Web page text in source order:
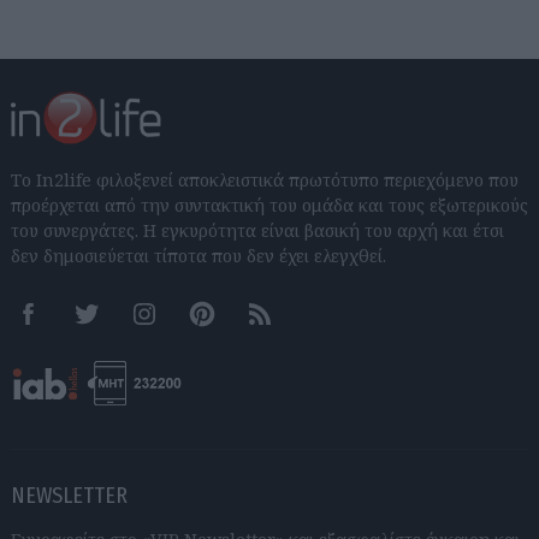
Το In2life φιλοξενεί αποκλειστικά πρωτότυπο περιεχόμενο που
προέρχεται από την συντακτική του ομάδα και τους εξωτερικούς
του συνεργάτες. Η εγκυρότητα είναι βασική του αρχή και έτσι
δεν δημοσιεύεται τίποτα που δεν έχει ελεγχθεί.
FacebookTwitter InstagramPinterestRSS feeds
NEWSLETTER